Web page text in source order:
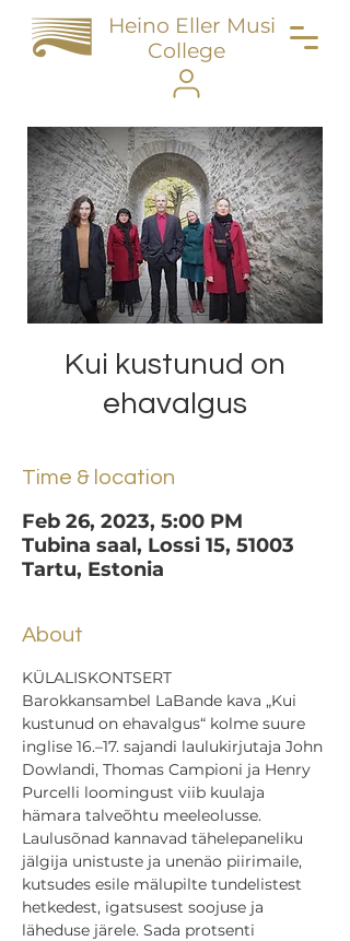
Heino Eller Music
College
Kui kustunud on
ehavalgus
Time & location
Feb 26, 2023, 5:00 PM
Tubina saal, Lossi 15, 51003
Tartu, Estonia
About
KÜLALISKONTSERT
Barokkansambel LaBande kava „Kui
kustunud on ehavalgus“ kolme suure
inglise 16.–17. sajandi laulukirjutaja John
Dowlandi, Thomas Campioni ja Henry
Purcelli loomingust viib kuulaja
hämara talveõhtu meeleolusse.
Laulusõnad kannavad tähelepaneliku
jälgija unistuste ja unenäo piirimaile,
kutsudes esile mälupilte tundelistest
hetkedest, igatsusest soojuse ja
läheduse järele. Sada protsenti